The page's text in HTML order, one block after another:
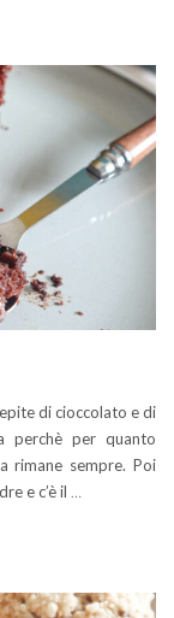
di cioccolato e di
perchè per quanto
rimane sempre. Poi
e c’è il …